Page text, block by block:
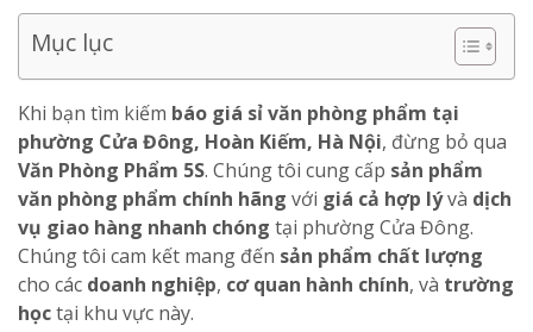
Mục lục
Khi bạn tìm kiếm báo giá sỉ văn phòng phẩm tại
phường Cửa Đông, Hoàn Kiếm, Hà Nội, đừng bỏ qua
Văn Phòng Phẩm 5S. Chúng tôi cung cấp sản phẩm
văn phòng phẩm chính hãng với giá cả hợp lývà dịch
vụ giao hàng nhanh chóng tại phường Cửa Đông.
Chúng tôi cam kết mang đến sản phẩm chất lượng
cho các doanh nghiệp, cơ quan hành chính, và trường
họctại khu vực này.